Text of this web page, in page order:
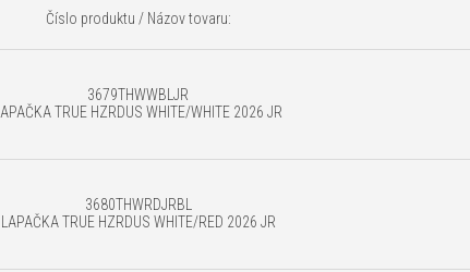
Číslo produktu / Názov tovaru:
3679THWWBLJR
LAPAČKA TRUE HZRDUS WHITE/WHITE 2026 JR
3680THWRDJRBL
LAPAČKA TRUE HZRDUS WHITE/RED 2026 JR